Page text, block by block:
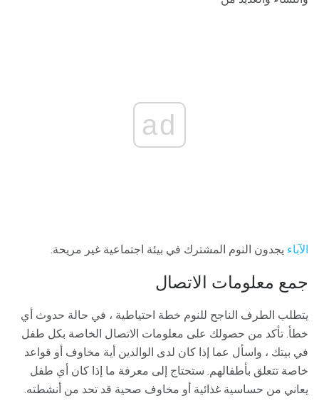
ad
الآباء يجدون النوم المشترك في بيئة اجتماعية غير مريحة.
جمع معلومات الاتصال
يتطلب الطرف الناجح للنوم خطة احتياطية ، في حالة حدوث أي
خطأ. تأكد من حصولك على معلومات الاتصال الخاصة بكل طفل
في بيتك ، واسأل عما إذا كان لدى الوالدين أية مخاوف أو قواعد
خاصة تتعلق بأطفالهم. ستحتاج إلى معرفة ما إذا كان أي طفل
يعاني من حساسية غذائية أو مخاوف صحية قد تحد من أنشطته.